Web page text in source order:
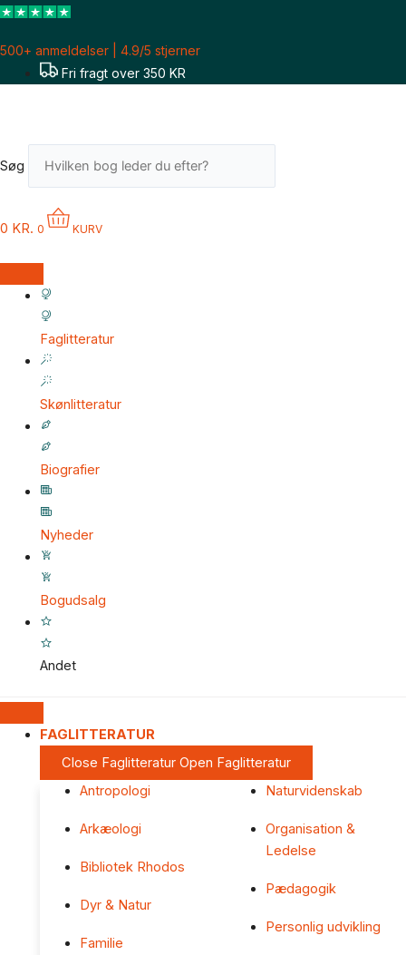
Gå
indholdet
500+ anmeldelser | 4.9/5 stjerner
Fri fragt over 350 KR
Søg
0 KR. 0 KURV
Faglitteratur
Skønlitteratur
Biografier
Nyheder
Bogudsalg
Andet
FAGLITTERATUR
Close Faglitteratur Open Faglitteratur
Antropologi
Arkæologi
Bibliotek Rhodos
Dyr & Natur
Familie
Naturvidenskab
Organisation &
Ledelse
Pædagogik
Personlig udvikling